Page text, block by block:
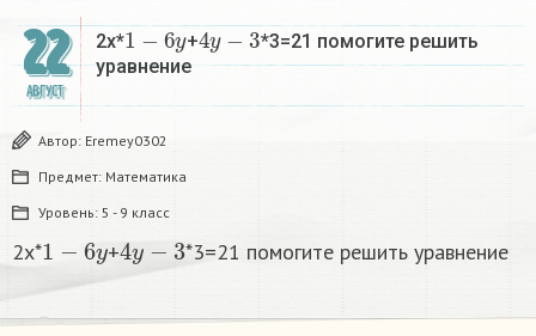
22
АВГУСТ
2x*
1−6y
+
4y−3
*3=21 помогите решить
уравнение ​
Автор: Eremey0302
Предмет: Математика
Уровень: 5 - 9 класс
2x*
1 y
+
4
*3=21 помогите решить уравнение ​